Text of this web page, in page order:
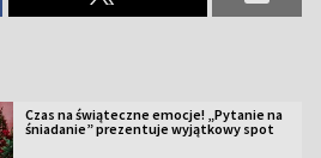
Czas na świąteczne emocje! „Pytanie na
śniadanie” prezentuje wyjątkowy spot